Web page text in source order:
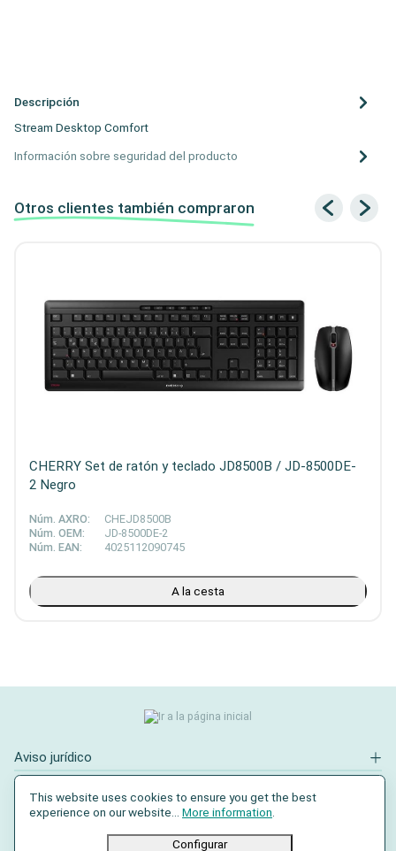
Descripción
Stream Desktop Comfort
Información sobre seguridad del producto
Otros clientes también compraron
CHERRY Set de ratón y teclado JD8500B / JD-8500DE-
2 Negro
Núm. AXRO:
CHEJD8500B
Núm. OEM:
JD-8500DE-2
Núm. EAN:
4025112090745
A la cesta
Aviso jurídico
Contacto
This website uses cookies to ensure you get the best
experience on our website... More information
Configurar